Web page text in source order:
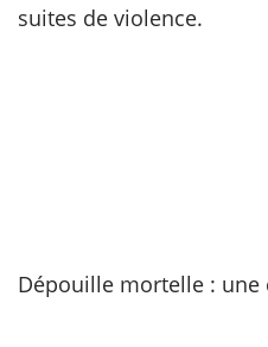
suites de violence.
Dépouille mortelle :